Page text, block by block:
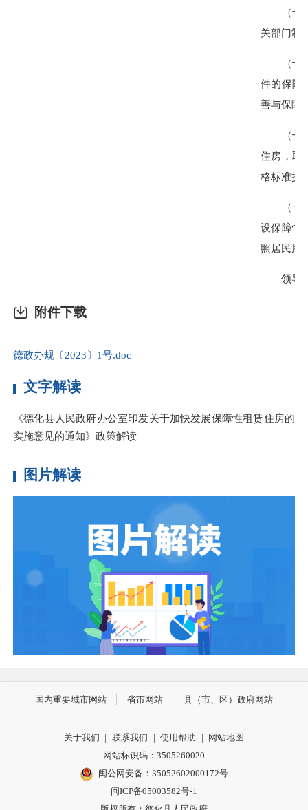
（十）
关部门制
（十一
件的保障
善与保障
（十二
住房，取
格标准执
（十三
设保障性
照居民用
领导小
附件下载
德政办规〔2023〕1号.doc
文字解读
《德化县人民政府办公室印发关于加快发展保障性租赁住房的
实施意见的通知》政策解读
图片解读
国内重要城市网站 省市网站 县（市、区）政府网站
关于我们 | 联系我们 | 使用帮助 |
网站地图
网站标识码：3505260020
闽公网安备：35052602000172号
闽ICP备05003582号-1